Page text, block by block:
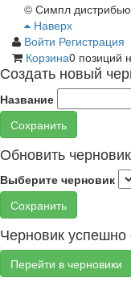
© Симпл
Наверх
Войти Регистрация
Корзина0 позиций
Создать новый
Название
Сохранить
Обновить черновик
Выберите черновик
Сохранить
Черновик успешно
Перейти в черновики